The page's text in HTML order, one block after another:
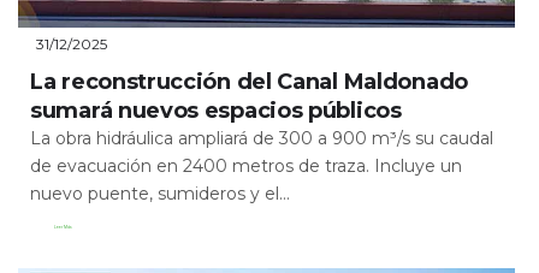
31/12/2025
La reconstrucción del Canal Maldonado
sumará nuevos espacios públicos
La obra hidráulica ampliará de 300 a 900 m³/s su caudal
de evacuación en 2400 metros de traza. Incluye un
nuevo puente, sumideros y el...
Leer Más